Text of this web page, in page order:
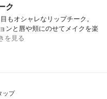
ク
もオシャレなリップチーク。
ンと唇や頬にのせてメイクを楽
を見る
ップ